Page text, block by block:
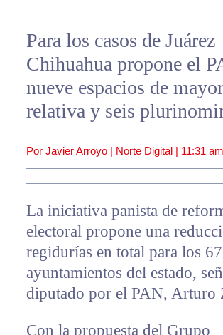
Para los casos de Juárez
Chihuahua propone el
nueve espacios de
relativa y seis
Por Javier Arroyo | Norte Digital | 11:31 am
La iniciativa panista de
electoral propone una
regidurías en total para los 67
ayuntamientos del estado,
diputado por el PAN, Arturo
Con la propuesta del Grupo